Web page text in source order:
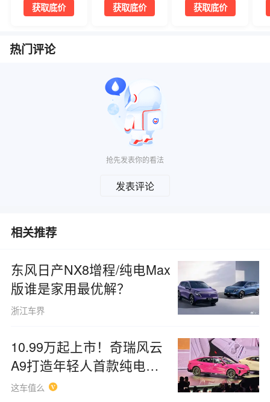
获取底价
获取底价
获取底价
热门评论
抢先发表你的看法
发表评论
相关推荐
东风日产NX8增程/纯电Max
版谁是家用最优解？
浙江车界
10.99万起上市！奇瑞风云
A9打造年轻人首款纯电轿
跑
这车值么